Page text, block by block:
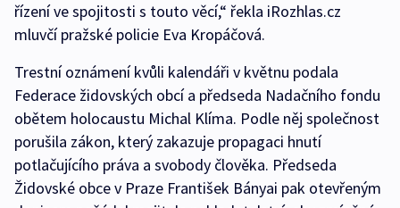
řízení ve spojitosti s touto věcí,“ řekla iRozhlas.cz
mluvčí pražské policie Eva Kropáčová.
Trestní oznámení kvůli kalendáři v květnu podala
Federace židovských obcí a předseda Nadačního fondu
obětem holocaustu Michal Klíma. Podle něj společnost
porušila zákon, který zakazuje propagaci hnutí
potlačujícího práva a svobody člověka. Předseda
Židovské obce v Praze František Bányai pak otevřeným